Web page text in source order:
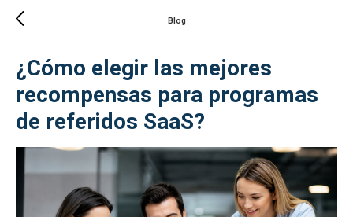
Blog
¿Cómo elegir las mejores
recompensas para programas
de referidos SaaS?